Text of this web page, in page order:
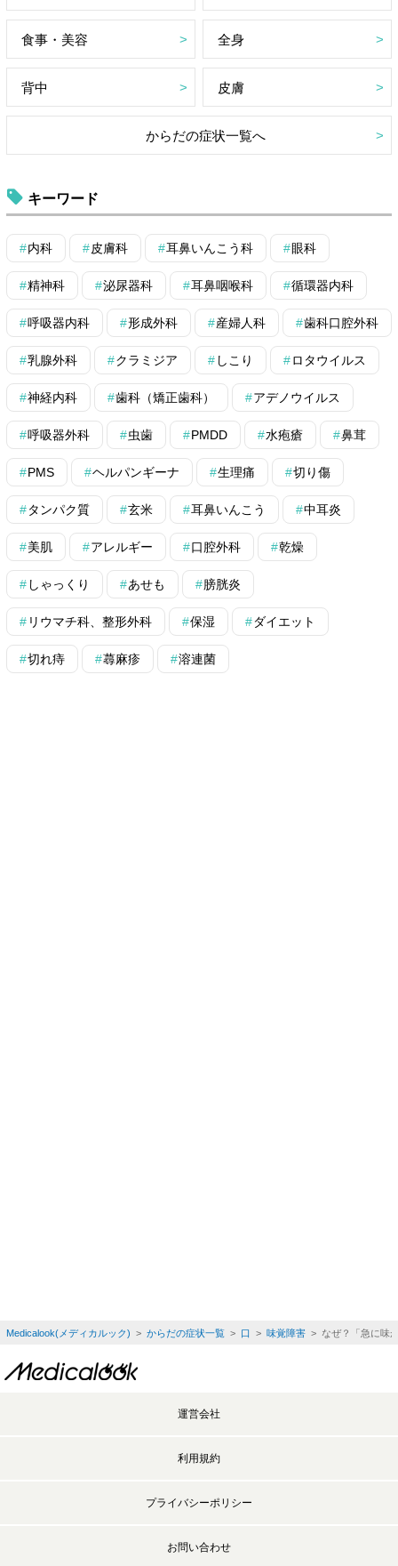
食事・美容 全身
背中 皮膚
からだの症状一覧へ
キーワード
内科 皮膚科 耳鼻いんこう科 眼科
精神科 泌尿器科 耳鼻咽喉科 循環器内科
呼吸器内科 形成外科 産婦人科 歯科口腔外科
乳腺外科 クラミジア しこり ロタウイルス
神経内科 歯科（矯正歯科） アデノウイルス
呼吸器外科 虫歯 PMDD 水疱瘡 鼻茸
PMS ヘルパンギーナ 生理痛 切り傷
タンパク質 玄米 耳鼻いんこう 中耳炎
美肌 アレルギー 口腔外科 乾燥
しゃっくり あせも 膀胱炎
リウマチ科、整形外科 保湿 ダイエット
切れ痔 蕁麻疹 溶連菌
Medicalook(メディカルック) > からだの症状一覧> 口 > 味覚障害> なぜ？「急に味が
運営会社
利用規約
プライバシーポリシー
お問い合わせ